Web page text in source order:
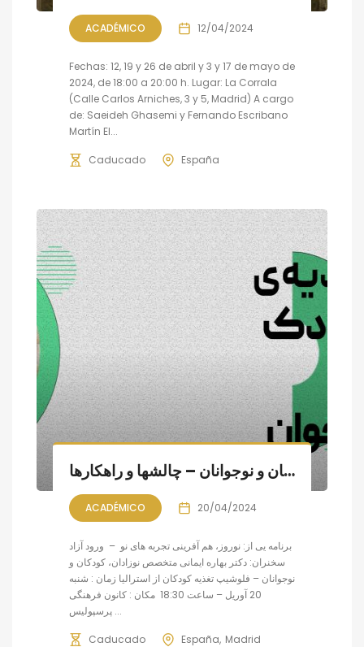
ACADÉMICO 12/04/2024
Fechas: 12, 19 y 26 de abril y 3 y 17 de mayo de
2024, de 18:00 a 20:00 h. Lugar: La Corrala
(Calle Carlos Arniches, 3 y 5, Madrid) A cargo
de: Saeideh Ghasemi y Fernando Escribano
Martín El...
Caducado España
نشستی با دکتر بهاره ایمانی: تغذیه کودکان و نوجوانان – چالشها و راهکارها
ACADÉMICO 20/04/2024
برنامه یی از: نوروز، هم آفرینی تجربه های نو – ورود آزاد
سخنران: دکتر بهاره ایمانی متخصص نوزادان، کودکان و
نوجوانان – فلوشیپ تغذیه کودکان از استرالیا زمان : شنبه
20 آوریل – ساعت 18:30 مکان : کانون فرهنگی
پرسپولیس ...
Caducado España Madrid